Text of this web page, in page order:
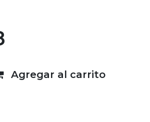
Agregar al carrito